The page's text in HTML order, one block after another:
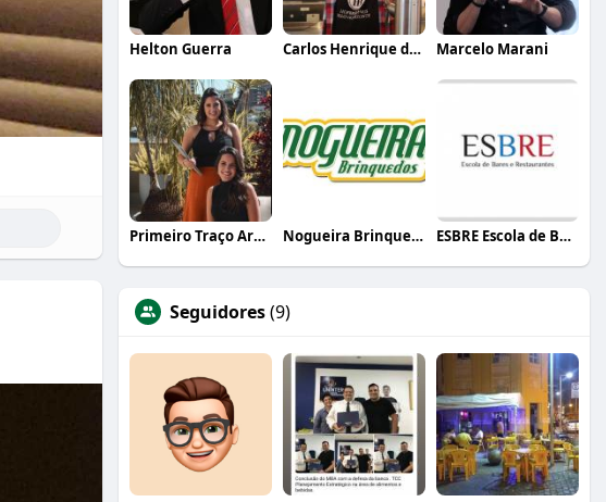
Helton Guerra Carlos Henrique de Faria Vasconcelos Marcelo Marani
Primeiro Traço Arquitetura Nogueira Brinquedos ESBRE Escola de Bares e Restaurantes
Seguidores(9)